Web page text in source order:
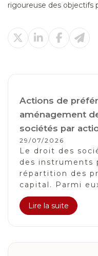
rigoureuse des objectifs
Actions de
aménagement
sociétés par
29/07/2026
Le droit des
des instruments
répartition des
capital. Parmi
Lire la suite